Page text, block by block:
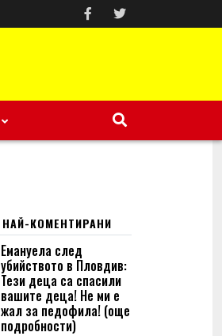
НАЙ-КОМЕНТИРАНИ
Емануела след
убийството в Пловдив:
Тези деца са спасили
вашите деца! Не ми е
жал за педофила! (още
подробности)